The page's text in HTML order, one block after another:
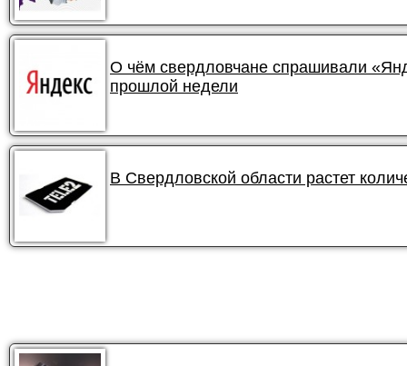
О чём свердловчане спрашивали
прошлой недели
В Свердловской области растет